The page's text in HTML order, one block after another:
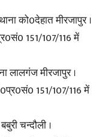
को0देहात मीरजापुर ।
151/107/116 में
लालगंज मीरजापुर ।
151/107/116 में
चन्दौली ।